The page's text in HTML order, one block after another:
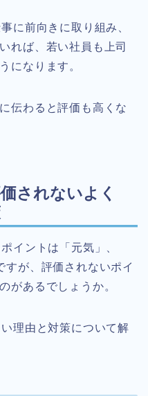
に前向きに取り組み、
れば、若い社員も上司
になります。
伝わると評価も高くな
されないよく
イントは「元気」、
すが、評価されないポイ
があるでしょうか。
理由と対策について解